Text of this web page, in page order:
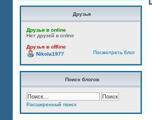
Друзья
Друзья в online
Нет друзей в online
Друзья в offline
Посмотреть блог
Nikola1977
Поиск блогов
Расширенный поиск